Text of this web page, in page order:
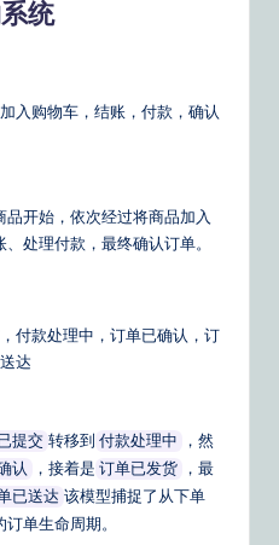
统
入购物车，结账，付款，确认
品开始，依次经过将商品加入
、处理付款，最终确认订单。
付款处理中，订单已确认，订
达
提交 转移到 付款处理中
，然
认 ，接着是 订单已发货 ，最
已送达 该模型捕捉了从下单
单生命周期。